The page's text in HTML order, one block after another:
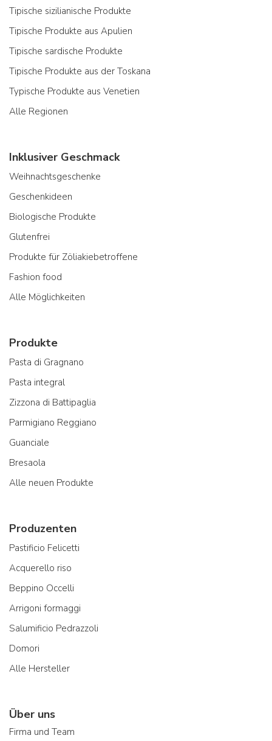
Tipische sizilianische Produkte
Tipische Produkte aus Apulien
Tipische sardische Produkte
Tipische Produkte aus der Toskana
Typische Produkte aus Venetien
Alle Regionen
Inklusiver Geschmack
Weihnachtsgeschenke
Geschenkideen
Biologische Produkte
Glutenfrei
Produkte für Zöliakiebetroffene
Fashion food
Alle Möglichkeiten
Produkte
Pasta di Gragnano
Pasta integral
Zizzona di Battipaglia
Parmigiano Reggiano
Guanciale
Bresaola
Alle neuen Produkte
Produzenten
Pastificio Felicetti
Acquerello riso
Beppino Occelli
Arrigoni formaggi
Salumificio Pedrazzoli
Domori
Alle Hersteller
Über uns
Firma und Team